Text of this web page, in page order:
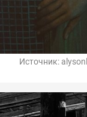
Источник: